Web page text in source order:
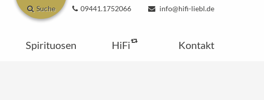
Suche 09441.1752066 info@hifi-liebl.de
Spirituosen HiFi Kontakt